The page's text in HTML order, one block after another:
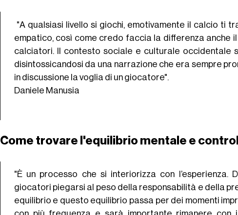
"A qualsiasi livello si giochi, emotivamente il calcio ti
empatico, così come credo faccia la differenza anche
calciatori. Il contesto sociale e culturale occidentale
disintossicandosi da una narrazione che era sempre
in discussione la voglia di un giocatore".
Daniele Manusia
Come trovare l'equilibrio mentale e
"È un processo che si interiorizza con
giocatori piegarsi al peso della responsabilità e della
equilibrio e questo equilibrio passa per dei momenti